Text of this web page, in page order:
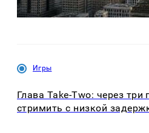
Игры
Глава Take-Two: через три
стримить с низкой